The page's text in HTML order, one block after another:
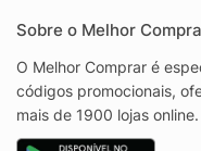
Sobre o Melhor
O Melhor Comprar é
códigos promocionais,
mais de 1900 lojas online.